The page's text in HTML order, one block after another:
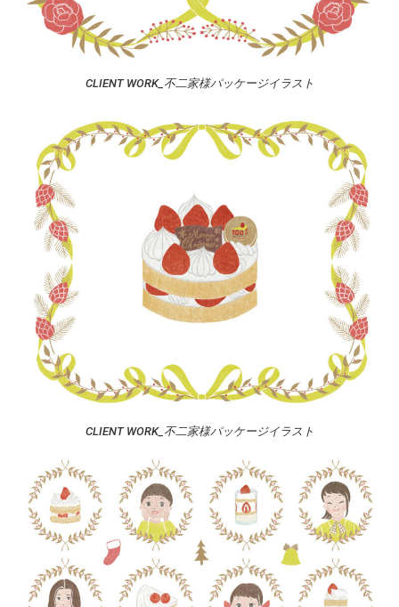
CLIENT WORK_不二家様パッケージイラスト
CLIENT WORK_不二家様パッケージイラスト